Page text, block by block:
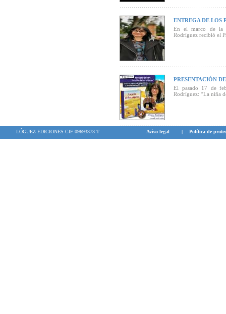
ENTREGA DE LOS
En el marco de la
Rodríguez recibió el
PRESENTACIÓN
El pasado 17 de
Rodríguez: “La niña
LÓGUEZ EDICIONES CIF:09693373-T Aviso legal | Política de